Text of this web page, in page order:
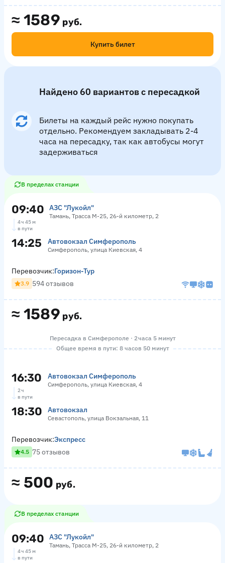
≈ 1589 руб.
Купить билет
Найдено 60 вариантов с пересадкой
Билеты на каждый рейс нужно покупать
отдельно. Рекомендуем закладывать 2-4
часа на пересадку, так как автобусы могут
задерживаться
В пределах станции
09:40 АЗС "Лукойл"
Тамань, Трасса М-25, 26-й километр, 2
4 ч 45 м
в пути
14:25 Автовокзал Симферополь
Симферополь, улица Киевская, 4
≈ 1589 руб.
Перевозчик:Горизон-Тур
3.9 594 отзывов
Пересадка в Симферополе · 2 часа 5 минут
Общее время в пути: 8 часов 50 минут
16:30 Автовокзал Симферополь
Симферополь, улица Киевская, 4
2 ч
в пути
18:30 Автовокзал
Севастополь, улица Вокзальная, 11
≈ 500 руб.
Перевозчик:Экспресс
4.5 75 отзывов
В пределах станции
09:40 АЗС "Лукойл"
Тамань, Трасса М-25, 26-й километр, 2
4 ч 45 м
в пути